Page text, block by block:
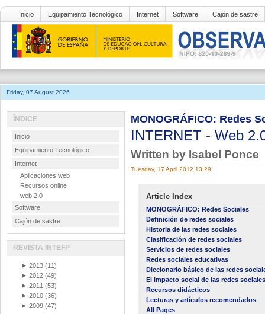
Inicio Equipamiento Tecnológico Internet Software Cajón de sastre
Friday, 07 August 2026
MONOGRÁFICO: Redes
INTERNET - Web
Written by Isabel Ponce
Tuesday, 17 April 2012 13:29
Article Index
MONOGRÁFICO: Redes Sociales
Definición de redes sociales
Historia de las redes sociales
Clasificación de redes sociales
Servicios de redes sociales
Redes sociales educativas
Diccionario básico de las redes
El impacto social de las redes sociales
Recursos didácticos
Lecturas y artículos recomendados
All Pages
ÍNDICE
Inicio
Equipamiento Tecnológico
Internet
Aplicaciones web
Recursos online
web 2.0
Software
Cajón de sastre
REVISTA INTEFP
► 2013 (11)
► 2012 (49)
► 2011 (53)
► 2010 (36)
► 2009 (47)